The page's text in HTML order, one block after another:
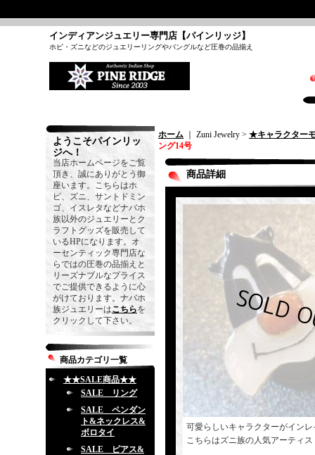
インディアンジュエリー専門店【パインリッジ】
ホピ・ズニなどのジュエリーリングやバングルなど圧巻の品揃え
ようこそパインリッ
ジへ！
当店ホームページをご覧
頂き、誠にありがとう御
座います。こちらはホ
ピ、ズニ、サントドミン
ゴ、イスレタなどナバホ
族以外のジュエリーとク
ラフトグッズを販売して
いるHPになります。オ
ーセンティック専門店な
らではの圧巻の品揃えと
リーズナブルなプライス
でご提供できるように心
がけております。ナバホ
族ジュエリーはこちらを
クリックして下さい。
商品カテゴリ一覧
★★SALE商品★★
SALE リング
SALE ペンダン
ト&ネックレス&
ボロタイ
SALE ピアス&
ホーム ｜ Zuni Jewelry > ★キャラクター
ング14号
商品詳細
可愛らしいキャラクターがイン
こちらはズニ族の人気アーティ